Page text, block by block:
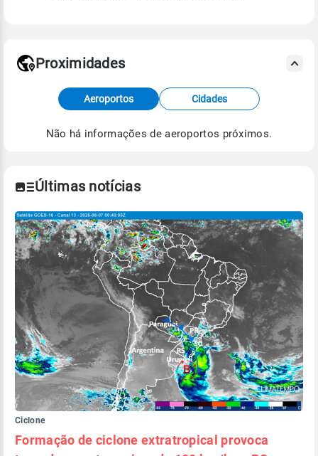
Fonte: dados combinados de estações
meteorológicas e satélite do Centro de Previsão
de Tempo e Estudos Climáticos (CPTEC).
Proximidades
Aeroportos Cidades
Não há informações de aeroportos próximos.
Últimas notícias
Ciclone
Formação de ciclone extratropical provoca